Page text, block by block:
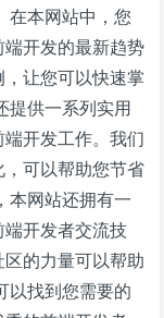
在本网站中，您
开发的最新趋势
让您可以快速掌
提供一系列实用
开发工作。我们
可以帮助您节省
本网站还拥有一
开发者交流技
的力量可以帮助
以找到您需要的